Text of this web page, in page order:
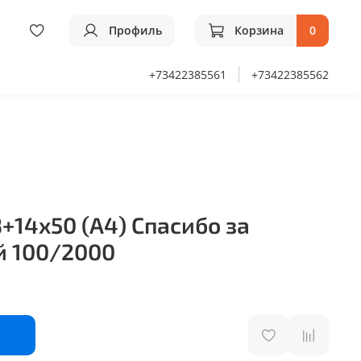
Профиль Корзина 0
+73422385561 +73422385562
(А4) Спасибо за
100/2000